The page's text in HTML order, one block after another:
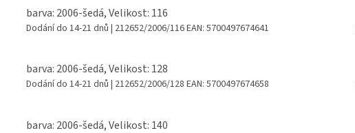
barva: 2006-šedá, Velikost: 116
Dodání do 14-21 dnů | 212652/2006/116EAN: 5700497674641
barva: 2006-šedá, Velikost: 128
Dodání do 14-21 dnů | 212652/2006/128 EAN: 5700497674658
barva: 2006-šedá, Velikost: 140